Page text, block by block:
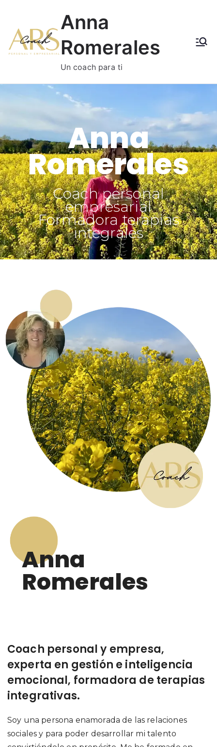
Anna
Romerales
Un coach para ti
Anna
Romerales
Coach personal
empresarial
Formadora terapias
integrales
Anna
Romerales
Coach personal y empresa,
experta en gestión e inteligencia
emocional, formadora de terapias
integrativas.
Soy una persona enamorada de las relaciones
sociales y para poder desarrollar mi talento